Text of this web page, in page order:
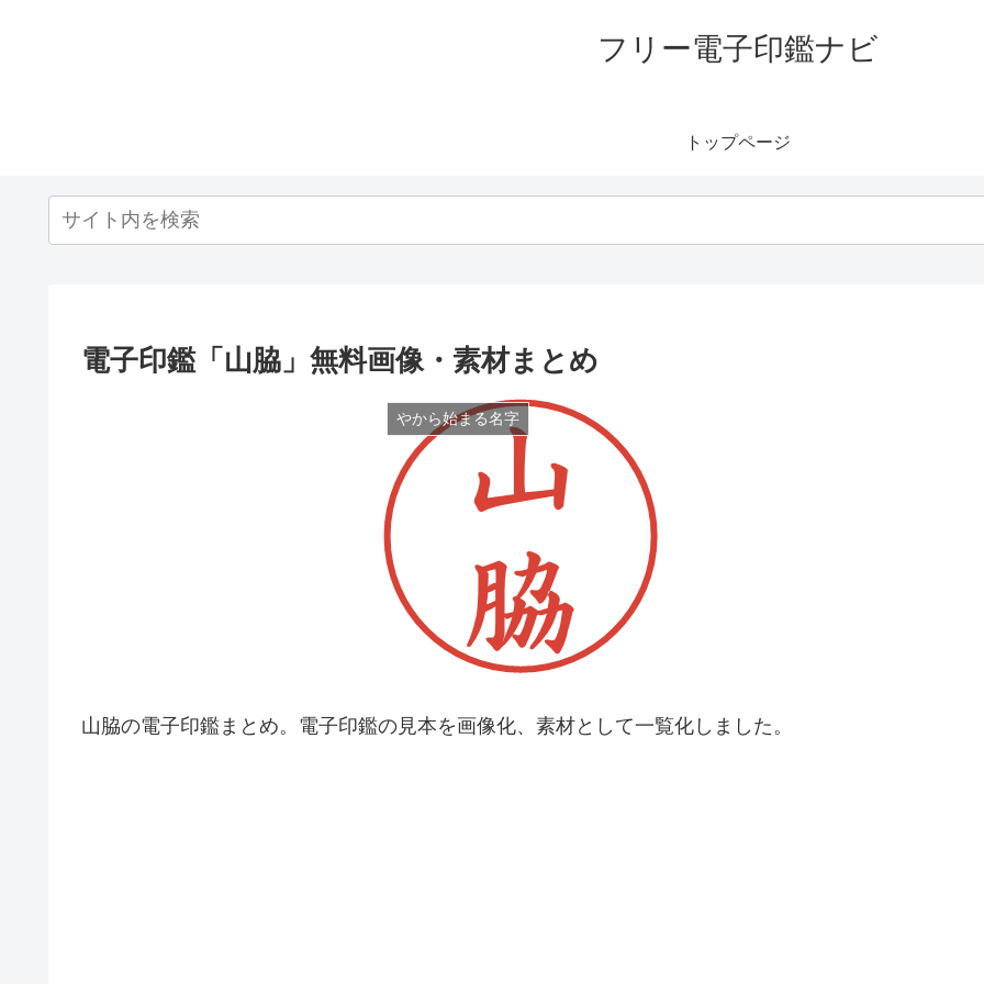
フリー電子印鑑ナビ
トップページ
電子印鑑「山脇」無料画像・素材まとめ
やから始まる名字
山脇の電子印鑑まとめ。電子印鑑の見本を画像化、素材として一覧化しました。